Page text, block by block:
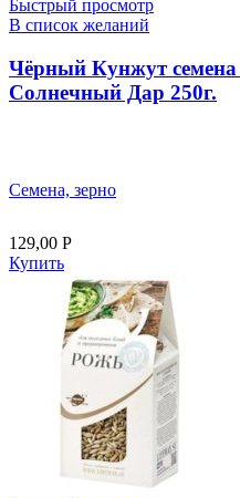
Быстрый просмотр
В список желаний
Чёрный Кунжут
Солнечный Дар 250г.
Семена, зерно
129,00 Р
Купить